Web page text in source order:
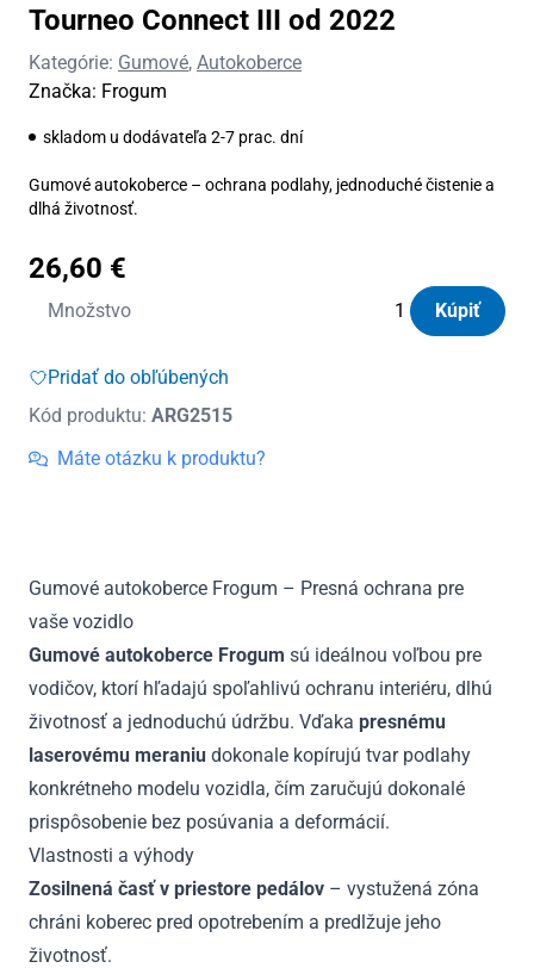
Tourneo Connect III od 2022
Kategórie: Gumové, Autokoberce
Značka: Frogum
skladom u dodávateľa 2-7 prac. dní
Gumové autokoberce – ochrana podlahy, jednoduché čistenie a
dlhá životnosť.
26,60 €
Množstvo
množstvo
gumové
Ford
Tourneo
Kúpiť
Pridať do obľúbených
Kód produktu: ARG2515
Máte otázku k produktu?
Gumové autokoberce Frogum – Presná ochrana pre
vaše vozidlo
Gumové autokoberce Frogum sú ideálnou voľbou pre
vodičov, ktorí hľadajú spoľahlivú ochranu interiéru, dlhú
životnosť a jednoduchú údržbu. Vďaka presnému
laserovému meraniu dokonale kopírujú tvar podlahy
konkrétneho modelu vozidla, čím zaručujú dokonalé
prispôsobenie bez posúvania a deformácií.
Vlastnosti a výhody
Zosilnená časť v priestore pedálov – vystužená zóna
chráni koberec pred opotrebením a predlžuje jeho
životnosť.